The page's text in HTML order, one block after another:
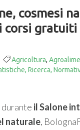
cosmesi
corsi gratuiti
Agricoltura,
Ricerca,
durante il Salone
naturale,